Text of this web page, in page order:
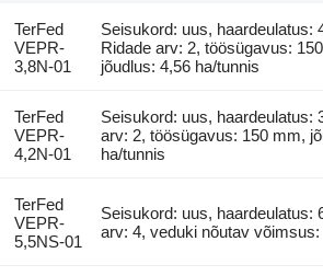
TerFed
VEPR-
3,8N-01
Seisukord: uus, haardeulatus:
Ridade arv: 2, töösügavus:
jõudlus: 4,56 ha/tunnis
TerFed
VEPR-
4,2N-01
Seisukord: uus, haardeulatus:
arv: 2, töösügavus: 150 mm,
ha/tunnis
TerFed
VEPR-
5,5NS-01
Seisukord: uus, haardeulatus:
arv: 4, veduki nõutav võimsus: